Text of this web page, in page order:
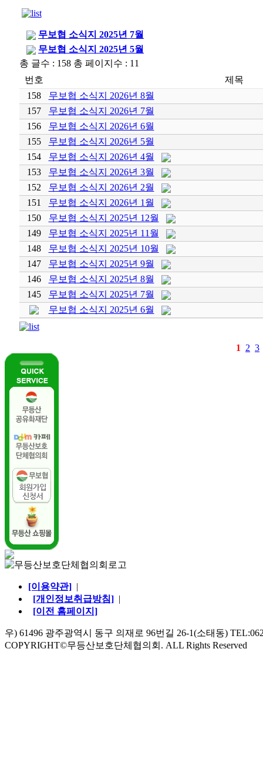
무보협 소식지 2025년 7월
무보협 소식지 2025년 5월
총 글수 : 158 총 페이지수 : 11
번호
제목
158
무보협 소식지 2026년 8월
157
무보협 소식지 2026년 7월
156
무보협 소식지 2026년 6월
155
무보협 소식지 2026년 5월
154
무보협 소식지 2026년 4월
153
무보협 소식지 2026년 3월
152
무보협 소식지 2026년 2월
151
무보협 소식지 2026년 1월
150
무보협 소식지 2025년 12월
149
무보협 소식지 2025년 11월
148
무보협 소식지 2025년 10월
147
무보협 소식지 2025년 9월
146
무보협 소식지 2025년 8월
145
무보협 소식지 2025년 7월
무보협 소식지 2025년 6월
1 2 3
[이용약관] |
[개인정보취급방침] |
[이전 홈페이지]
우) 61496 광주광역시 동구 의재로 96번길 26-1(소태동)
COPYRIGHT©무등산보호단체협의회. ALL Rights Reserved